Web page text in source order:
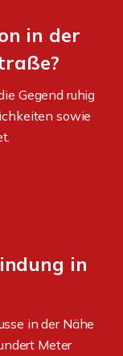
in der
Gegend ruhig
sowie
in
in der Nähe
Meter